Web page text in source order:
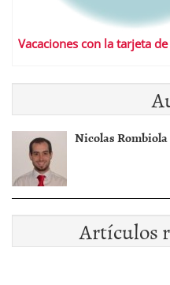
Vacaciones con la tarjeta
Nicolas Rombiola
Artículos